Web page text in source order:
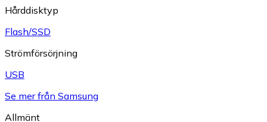
Hårddisktyp
Flash/SSD
Strömförsörjning
USB
Se mer från Samsung
Allmänt